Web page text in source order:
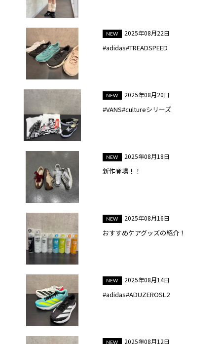
2025年08月22日
#adidas#TREADSPEED
2025年08月20日
#VANS#cultureシリーズ
2025年08月18日
新作登場！！
2025年08月16日
おすすめケアグッズの紹介！
2025年08月14日
#adidas#ADUZEROSL2
2025年08月12日